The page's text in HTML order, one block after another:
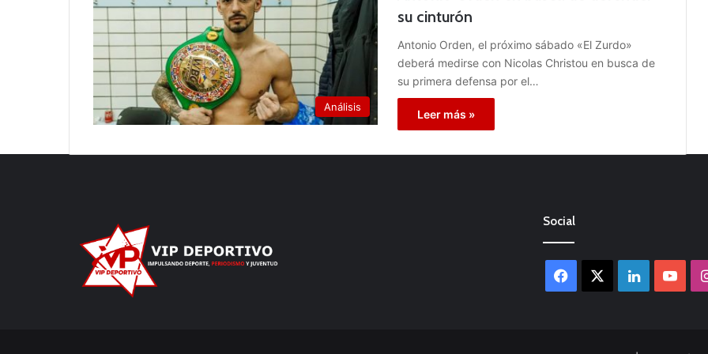
Análisis
su cinturón
Antonio Orden, el próximo sábado «El Zurdo»
deberá medirse con Nicolas Christou en busca de
su primera defensa por el…
Leer más »
Social
Facebook LinkedIn